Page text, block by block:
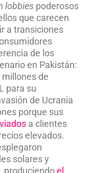
lobbies poderosos
que carecen
a transiciones
de los
en Pakistán:
de
para su
de Ucrania
porque sus
a clientes
elevados.
solares y
produciendoel